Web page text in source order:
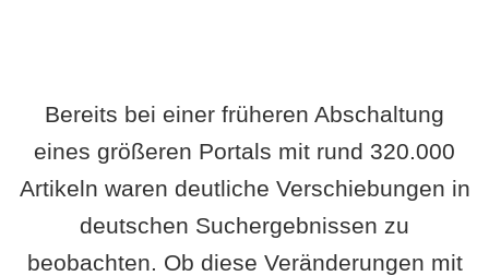
Bereits bei einer früheren Abschaltung
eines größeren Portals mit rund 320.000
Artikeln waren deutliche Verschiebungen in
deutschen Suchergebnissen zu
beobachten. Ob diese Veränderungen mit